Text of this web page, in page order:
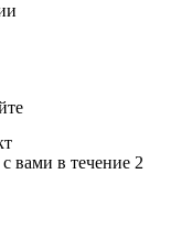
вами в течение 2